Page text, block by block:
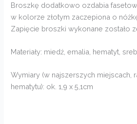
Broszkę dodatkowo ozdabia
w kolorze złotym zaczepiona o
Zapięcie broszki wykonane zostało
Materiały: miedź, emalia, hematyt,
Wymiary (w najszerszych miejscach,
hematytu): ok. 1,9 x 5,1cm